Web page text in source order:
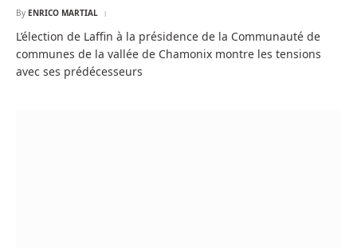
By ENRICO MARTIAL
L’élection de Laffin à la présidence de la Communauté de
communes de la vallée de Chamonix montre les tensions
avec ses prédécesseurs